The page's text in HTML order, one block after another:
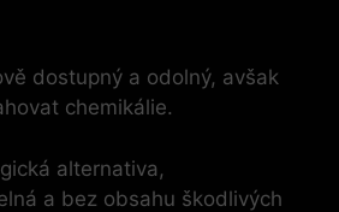
dostupný a odolný, avšak
chemikálie.
alternativa,
a bez obsahu škodlivých